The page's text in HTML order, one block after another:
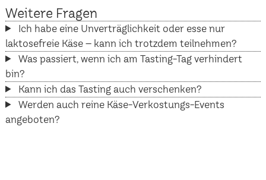
Weitere Fragen
Ich habe eine Unverträglichkeit oder esse nur
laktosefreie Käse – kann ich trotzdem teilnehmen?
Was passiert, wenn ich am Tasting-Tag verhindert
bin?
Kann ich das Tasting auch verschenken?
Werden auch reine Käse-Verkostungs-Events
angeboten?